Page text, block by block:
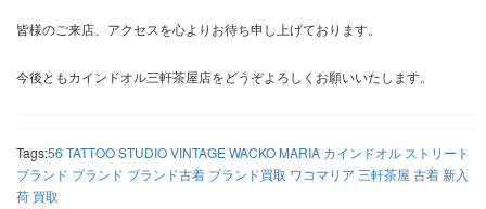
皆様のご来店、アクセスを心よりお待ち申し上げております。
今後ともカインドオル三軒茶屋店をどうぞよろしくお願いいたします。
Tags:56 TATTOO STUDIOVINTAGEWACKO MARIA カインドオル ストリート
ブランド ブランド ブランド古着 ブランド買取 ワコマリア 三軒茶屋 古着新入
荷 買取